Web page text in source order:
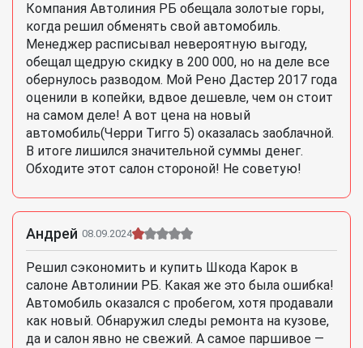
Компания Автолиния РБ обещала золотые горы,
когда решил обменять свой автомобиль.
Менеджер расписывал невероятную выгоду,
обещал щедрую скидку в 200 000, но на деле все
обернулось разводом. Мой Рено Дастер 2017 года
оценили в копейки, вдвое дешевле, чем он стоит
на самом деле! А вот цена на новый
автомобиль(Черри Тигго 5) оказалась заоблачной.
В итоге лишился значительной суммы денег.
Обходите этот салон стороной! Не советую!
Андрей 08.09.2024
Решил сэкономить и купить Шкода Карок в
салоне Автолинии РБ. Какая же это была ошибка!
Автомобиль оказался с пробегом, хотя продавали
как новый. Обнаружил следы ремонта на кузове,
да и салон явно не свежий. А самое паршивое —